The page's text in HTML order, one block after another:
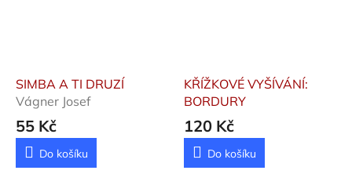
SIMBA A TI DRUZÍ
Vágner Josef
55 Kč
Do košíku
KŘÍŽKOVÉ VYŠÍVÁNÍ:
BORDURY
120 Kč
Do košíku